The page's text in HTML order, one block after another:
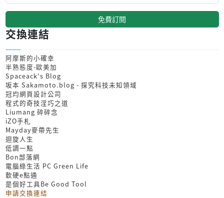
免費訂閱
交換連結
阿摩斯的小確幸
半熟態度-歐美加
Spaceack's Blog
坂本 Sakamoto.blog - 探究科技未知領域
冠均網頁設計公司
程式的奇技淫巧之道
Liumang 碎碎念
iZO手札
Mayday麥帶先生
迴旋人生
低調一點
Bon部落網
電腦綠生活 PC Green Life
軟硬e點通
是個好工具Be Good Tool
申請交換連結